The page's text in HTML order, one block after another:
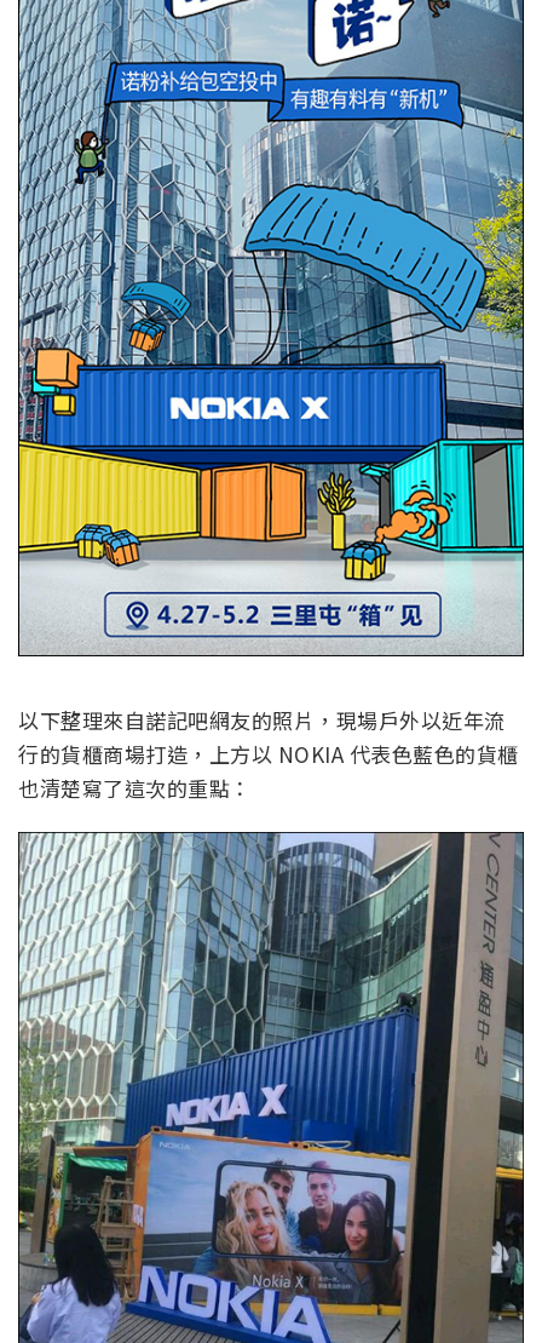
以下整理來自諾記吧網友的照片，現場戶外以近年流
行的貨櫃商場打造，上方以 NOKIA 代表色藍色的貨櫃
也清楚寫了這次的重點：